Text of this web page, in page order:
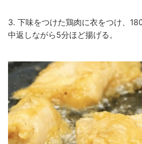
3. 下味をつけた鶏肉に衣をつけ、
中返しながら5分ほど揚げる。